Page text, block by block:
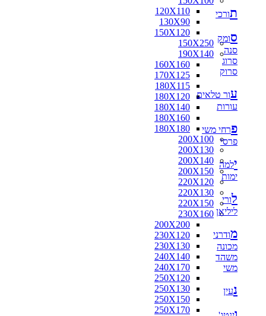
120X110
130X90
150X120
150X250
190X140
160X160
170X125
180X115
180X120
180X140
180X160
180X180
200X100
200X130
200X140
200X150
220X120
220X130
220X150
230X160
200X200
230X120
230X130
240X140
240X170
250X120
250X130
250X150
250X170
תורכי
סומק
סנה
סרוג
סרוק
עור טלאים
עורות
פרחי משי
פרסי
ילמה
ימות
לורי
ליליאן
מודרני
מכונה
משהד
משי
נעין